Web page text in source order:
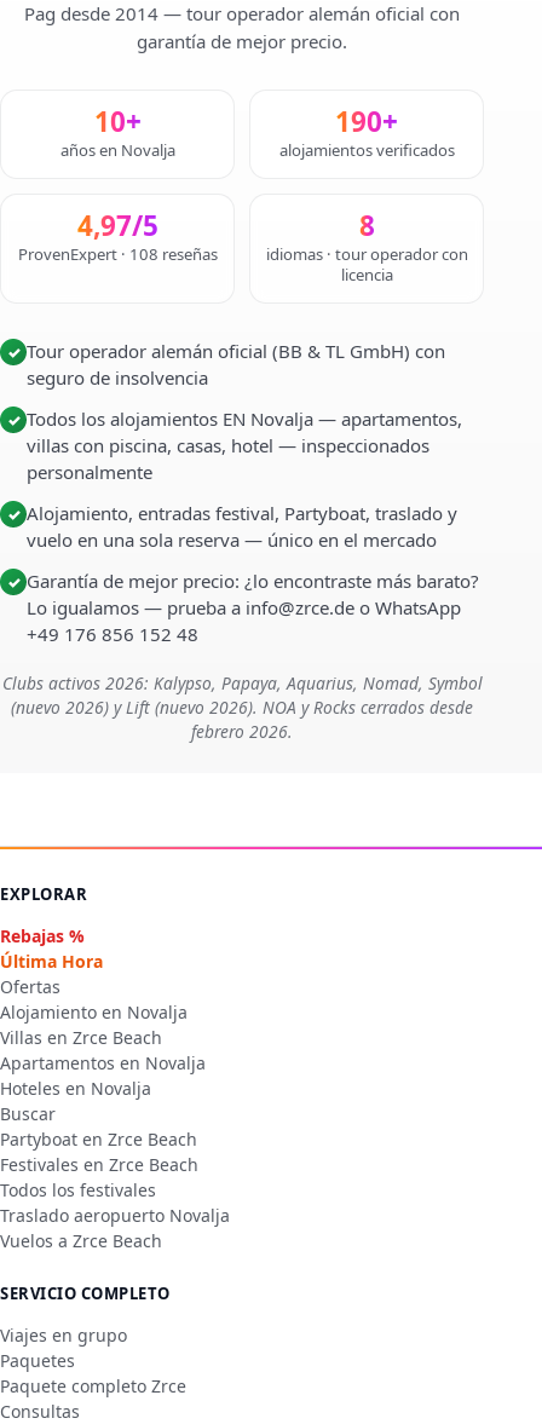
Pag desde 2014 — tour operador alemán oficial con
garantía de mejor precio.
10+
años en Novalja
190+
alojamientos verificados
4,97/5
ProvenExpert · 108 reseñas
8
idiomas · tour operador con
licencia
✓ Tour operador alemán oficial (BB & TL GmbH) con
seguro de insolvencia
✓ Todos los alojamientos EN Novalja — apartamentos,
villas con piscina, casas, hotel — inspeccionados
personalmente
✓ Alojamiento, entradas festival, Partyboat, traslado y
vuelo en una sola reserva — único en el mercado
✓ Garantía de mejor precio: ¿lo encontraste más barato?
Lo igualamos — prueba a info@zrce.de o WhatsApp
+49 176 856 152 48
Clubs activos 2026: Kalypso, Papaya, Aquarius, Nomad, Symbol
(nuevo 2026) y Lift (nuevo 2026). NOA y Rocks cerrados desde
febrero 2026.
EXPLORAR
Rebajas %
Última Hora
Ofertas
Alojamiento en Novalja
Villas en Zrce Beach
Apartamentos en Novalja
Hoteles en Novalja
Buscar
Partyboat en Zrce Beach
Festivales en Zrce Beach
Todos los festivales
Traslado aeropuerto Novalja
Vuelos a Zrce Beach
SERVICIO COMPLETO
Viajes en grupo
Paquetes
Paquete completo Zrce
Consultas